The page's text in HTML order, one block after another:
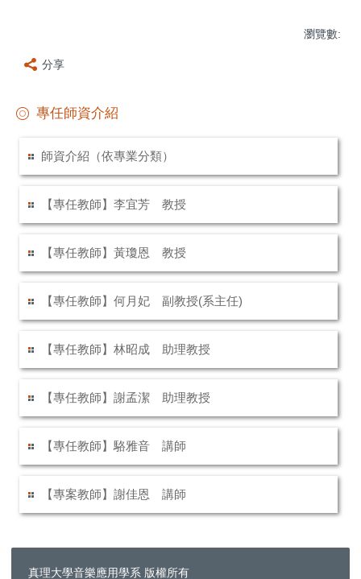
瀏覽數:
分享
專任師資介紹
師資介紹（依專業分類）
【專任教師】李宜芳 教授
【專任教師】黃瓊恩 教授
【專任教師】何月妃 副教授(系主任)
【專任教師】林昭成 助理教授
【專任教師】謝孟潔 助理教授
【專任教師】駱雅音 講師
【專案教師】謝佳恩 講師
真理大學音樂應用學系 版權所有